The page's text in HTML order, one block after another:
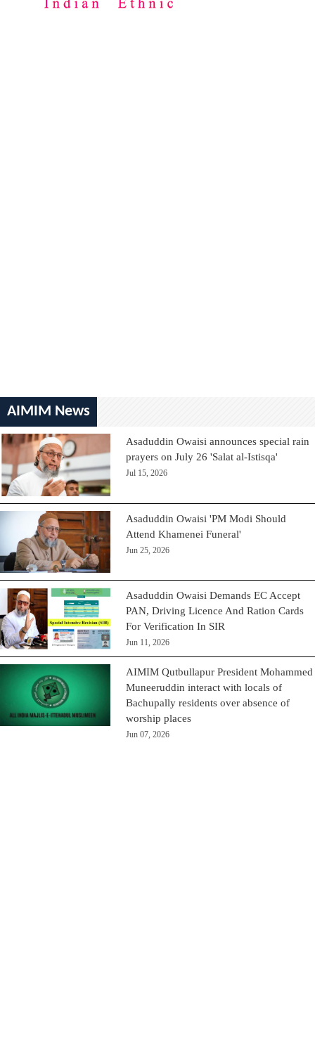
AIMIM News
Asaduddin Owaisi announces special rain
prayers on July 26 'Salat al-Istisqa'
Jul 15, 2026
Asaduddin Owaisi 'PM Modi Should
Attend Khamenei Funeral'
Jun 25, 2026
Asaduddin Owaisi Demands EC Accept
PAN, Driving Licence And Ration Cards
For Verification In SIR
Jun 11, 2026
AIMIM Qutbullapur President Mohammed
Muneeruddin interact with locals of
Bachupally residents over absence of
worship places
Jun 07, 2026